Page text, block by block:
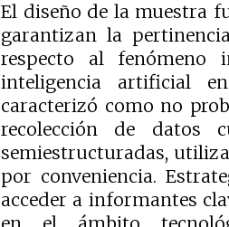
El diseño de la muestra
garantizan la
respecto al fenómeno
inteligencia artificial
caracterizó como no
recolección de datos
semiestructuradas,
por conveniencia.
acceder a informantes